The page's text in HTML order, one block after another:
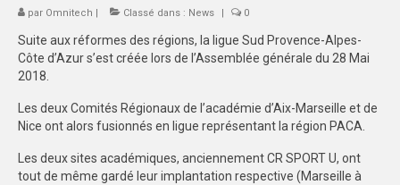
GUIDE SPORTIF
COMMISSIONS
SPORT
FEMINISATION
par Omnitech | Classé dans : News | 0
Suite aux réformes des régions, la ligue Sud Provence-Alpes-
Côte d’Azur s’est créée lors de l’Assemblée générale du 28 Mai
2018.
Les deux Comités Régionaux de l’académie d’Aix-Marseille et de
Nice ont alors fusionnés en ligue représentant la région PACA.
Les deux sites académiques, anciennement CR SPORT U, ont
tout de même gardé leur implantation respective (Marseille à